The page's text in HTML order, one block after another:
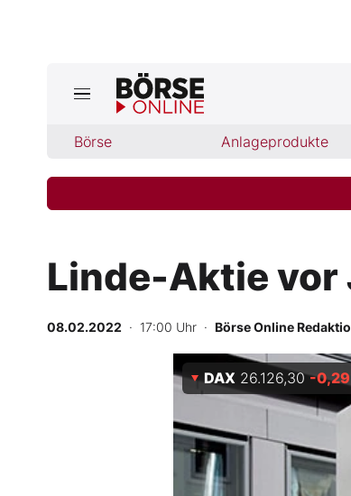
Börse Anlageprodukte
Jetzt aktuelle Ausgabe BÖRSE
Finanz-Check
Abo & Shop
BO-Musterdepots
Experten
Mein B:O
Linde-Aktie vor
08.02.2022 · 17:00 Uhr · Börse Online
DAX 26.126,30 -0,29